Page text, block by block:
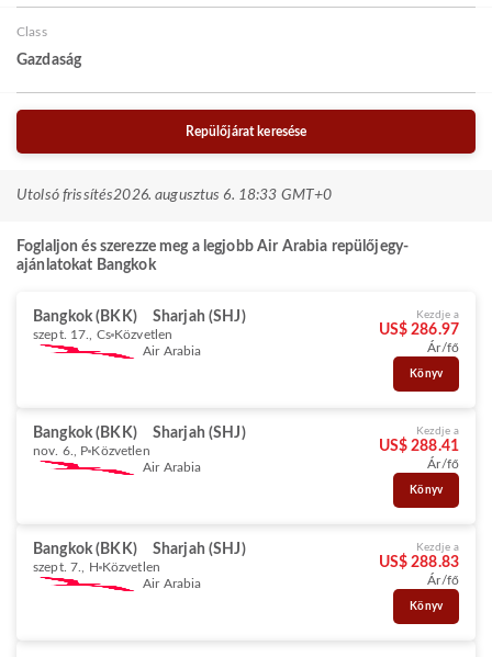
Class
Gazdaság
Repülőjárat keresése
Utolsó frissítés2026. augusztus 6. 18:33 GMT+0
Foglaljon és szerezze meg a legjobb Air Arabia repülőjegy-
ajánlatokat Bangkok
Bangkok (BKK) Sharjah (SHJ)
szept. 17., Cs Közvetlen
Air Arabia
Kezdje a
US$ 286.97
Ár/fő
Könyv
Bangkok (BKK) Sharjah (SHJ)
nov. 6., P Közvetlen
Air Arabia
Kezdje a
US$ 288.41
Ár/fő
Könyv
Bangkok (BKK) Sharjah (SHJ)
szept. 7., H Közvetlen
Air Arabia
Kezdje a
US$ 288.83
Ár/fő
Könyv